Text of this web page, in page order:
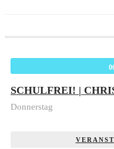
SCHULFREI! |
Donnerstag